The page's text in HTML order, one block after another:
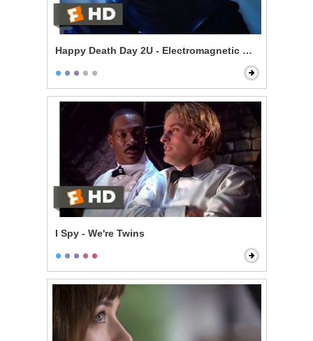
Happy Death Day 2U - Electromagnetic Death
I Spy - We're Twins